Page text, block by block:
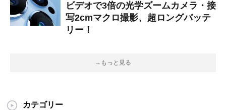
ビデオで3倍の光学ズームカメラ・接
写2cmマクロ撮影、超ロングバッテ
リー！
→もっと見る
カテゴリー